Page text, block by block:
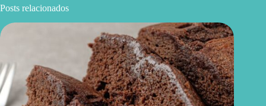
Posts relacionados